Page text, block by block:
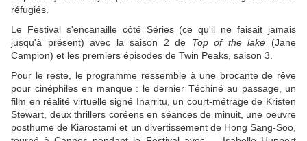
réfugiés.
Le Festival s'encanaille côté Séries (ce qu'il ne faisait jamais
jusqu'à présent) avec la saison 2 de Top of the lake (Jane
Campion) et les premiers épisodes de Twin Peaks, saison 3.
Pour le reste, le programme ressemble à une brocante de rêve
pour cinéphiles en manque : le dernier Téchiné au passage, un
film en réalité virtuelle signé Inarritu, un court-métrage de Kristen
Stewart, deux thrillers coréens en séances de minuit, une oeuvre
posthume de Kiarostami et un divertissement de Hong Sang-Soo,